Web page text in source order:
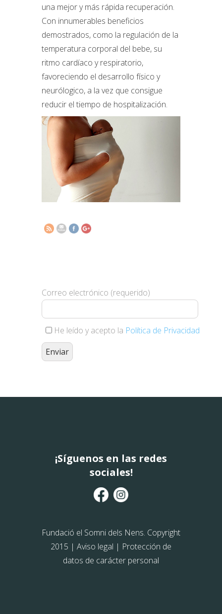
una mejor y más rápida recuperación.
Con innumerables beneficios
demostrados, como la regulación de la
temperatura corporal del bebe, su
ritmo cardíaco y respiratorio,
favoreciendo el desarrollo físico y
neurólogico, a la vez que consigue
reducir el tiempo de hospitalización.
http://www.elsomnidelsnens.org/2024/03/
metodo-
Correo electrónico (requerido)
He leído y acepto la Política de Privacidad
¡Síguenos en las redes
sociales!
Fundació el Somni dels Nens. Copyright
2015 | Aviso legal | Protección de
datos de carácter personal